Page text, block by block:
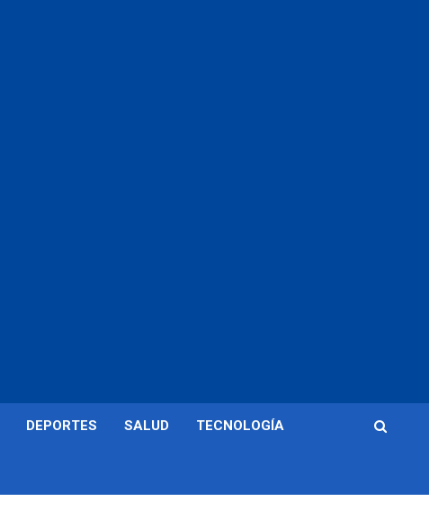
DEPORTES SALUD TECNOLOGÍA